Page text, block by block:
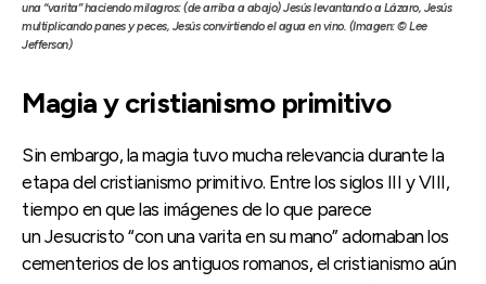
una “varita” haciendo milagros: (de arriba a abajo) Jesús levantando a Lázaro, Jesús
multiplicando panes y peces, Jesús convirtiendo el agua en vino. (Imagen: © Lee
Jefferson)
Magia y cristianismo primitivo
Sin embargo, la magia tuvo mucha relevancia durante la
etapa del cristianismo primitivo. Entre los siglos III y VIII,
tiempo en que las imágenes de lo que parece
un Jesucristo “con una varita en su mano” adornaban los
cementerios de los antiguos romanos, el cristianismo aún